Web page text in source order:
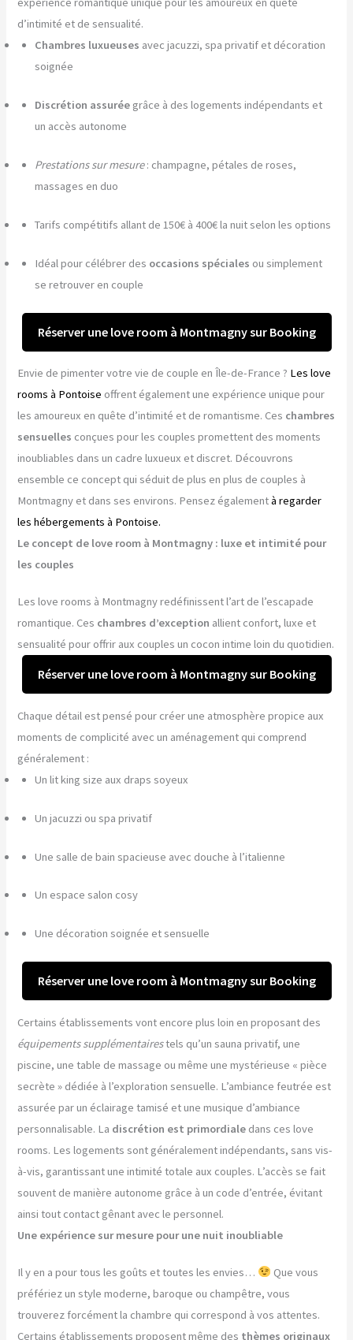
d’intimité et de sensualité.
Chambres luxueuses avec jacuzzi, spa privatif et décoration
soignée
Discrétion assurée grâce à des logements indépendants et
un accès autonome
Prestations sur mesure: champagne, pétales de roses,
massages en duo
Tarifs compétitifs allant de 150€ à 400€ la nuit selon les options
Idéal pour célébrer des occasions spéciales ou simplement
se retrouver en couple
Réserver une love room à Montmagny sur Booking
Envie de pimenter votre vie de couple en Île-de-France ? Les love
rooms à Pontoise offrent également une expérience unique pour
les amoureux en quête d’intimité et de romantisme. Ces chambres
sensuelles conçues pour les couples promettent des moments
inoubliables dans un cadre luxueux et discret. Découvrons
ensemble ce concept qui séduit de plus en plus de couples à
Montmagny et dans ses environs. Pensez égalementà regarder
les hébergements à Pontoise.
Le concept de love room à Montmagny : luxe et intimité pour
les couples
Les love rooms à Montmagny redéfinissent l’art de l’escapade
romantique. Ces chambres d’exception allient confort, luxe et
sensualité pour offrir aux couples un cocon intime loin du quotidien.
Réserver une love room à Montmagny sur Booking
Chaque détail est pensé pour créer une atmosphère propice aux
moments de complicité avec un aménagement qui comprend
généralement :
Un lit king size aux draps soyeux
Un jacuzzi ou spa privatif
Une salle de bain spacieuse avec douche à l’italienne
Un espace salon cosy
Une décoration soignée et sensuelle
Réserver une love room à Montmagny sur Booking
Certains établissements vont encore plus loin en proposant des
équipements supplémentairestels qu’un sauna privatif, une
piscine, une table de massage ou même une mystérieuse « pièce
secrète » dédiée à l’exploration sensuelle. L’ambiance feutrée est
assurée par un éclairage tamisé et une musique d’ambiance
personnalisable. La discrétion est primordiale dans ces love
rooms. Les logements sont généralement indépendants, sans vis-
à-vis, garantissant une intimité totale aux couples. L’accès se fait
souvent de manière autonome grâce à un code d’entrée, évitant
ainsi tout contact gênant avec le personnel.
Une expérience sur mesure pour une nuit inoubliable
Il y en a pour tous les goûts et toutes les envies…
Que vous
préfériez un style moderne, baroque ou champêtre, vous
trouverez forcément la chambre qui correspond à vos attentes.
Certains établissements proposent même des thèmes originaux